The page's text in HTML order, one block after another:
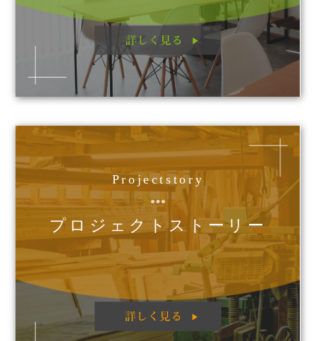
Projectstory
プロジェクトストーリー